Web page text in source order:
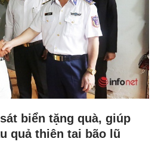
biển tặng quà, giúp
quả thiên tai bão lũ